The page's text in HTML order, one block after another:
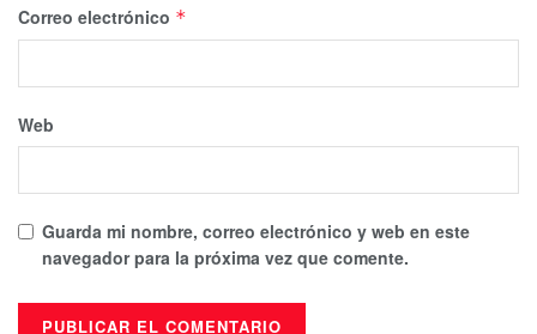
Correo electrónico *
Web
Guarda mi nombre, correo electrónico y web en este
navegador para la próxima vez que comente.